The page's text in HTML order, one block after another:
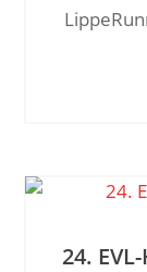
24.